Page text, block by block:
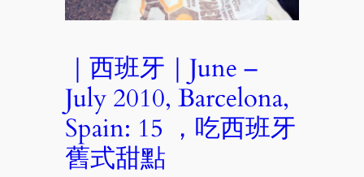
｜西班牙｜June –
July 2010, Barcelona,
Spain: 15 ，吃西班牙
舊式甜點